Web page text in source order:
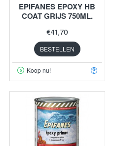
EPIFANES EPOXY HB
COAT GRIJS 750ML.
€41,70
BESTELLEN
Koop nu!